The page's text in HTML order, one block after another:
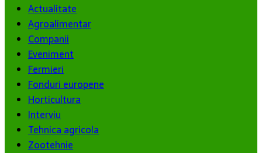
Actualitate
Agroalimentar
Companii
Eveniment
Fermieri
Fonduri europene
Horticultura
Interviu
Tehnica agricola
Zootehnie